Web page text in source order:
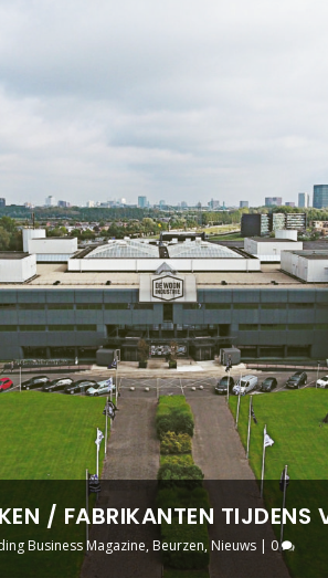
/ FABRIKANTEN TIJDENS
Business Magazine,Beurzen,Nieuws | 0